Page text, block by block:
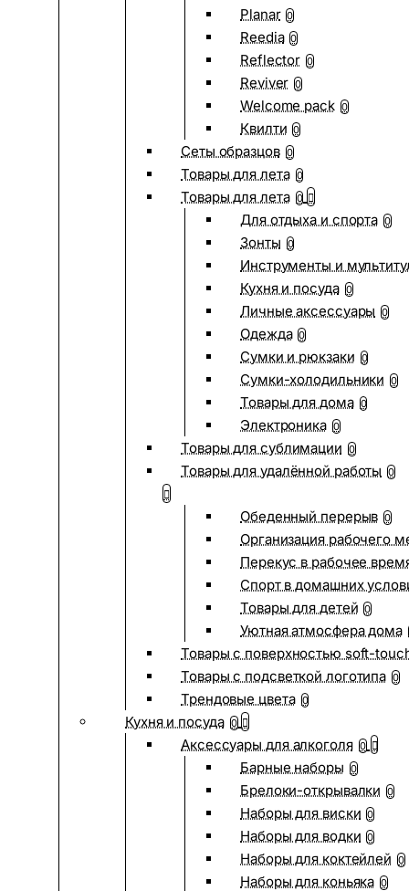
Planar 0
Reedia 0
Reflector 0
Reviver 0
Welcome pack 0
Квилти 0
Сеты образцов 0
Товары для лета 0
Товары для лета 0
Для отдыха и спорта 0
Зонты 0
Инструменты и
Кухня и посуда 0
Личные аксессуары 0
Одежда 0
Сумки и рюкзаки 0
Сумки-холодильники 0
Товары для дома 0
Электроника 0
Товары для сублимации 0
Товары для удалённой работы 0
Обеденный перерыв 0
Организация рабочего
Перекус в рабочее
Спорт в домашних
Товары для детей 0
Уютная атмосфера дома
Товары с поверхностью soft-
Товары с подсветкой логотипа 0
Трендовые цвета 0
Кухня и посуда 0
Аксессуары для алкоголя 0
Барные наборы 0
Брелоки-открывалки 0
Наборы для виски 0
Наборы для водки 0
Наборы для коктейлей 0
Наборы для коньяка 0